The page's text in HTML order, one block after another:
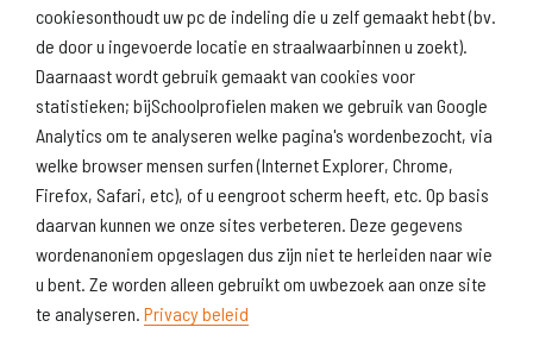
cookiesonthoudt uw pc de indeling die u zelf gemaakt hebt (bv.
de door u ingevoerde locatie en straalwaarbinnen u zoekt).
Daarnaast wordt gebruik gemaakt van cookies voor
statistieken; bijSchoolprofielen maken we gebruik van Google
Analytics om te analyseren welke pagina's wordenbezocht, via
welke browser mensen surfen (Internet Explorer, Chrome,
Firefox, Safari, etc), of u eengroot scherm heeft, etc. Op basis
daarvan kunnen we onze sites verbeteren. Deze gegevens
wordenanoniem opgeslagen dus zijn niet te herleiden naar wie
u bent. Ze worden alleen gebruikt om uwbezoek aan onze site
te analyseren. Privacy beleid
Naar scholenopdekaart.nl